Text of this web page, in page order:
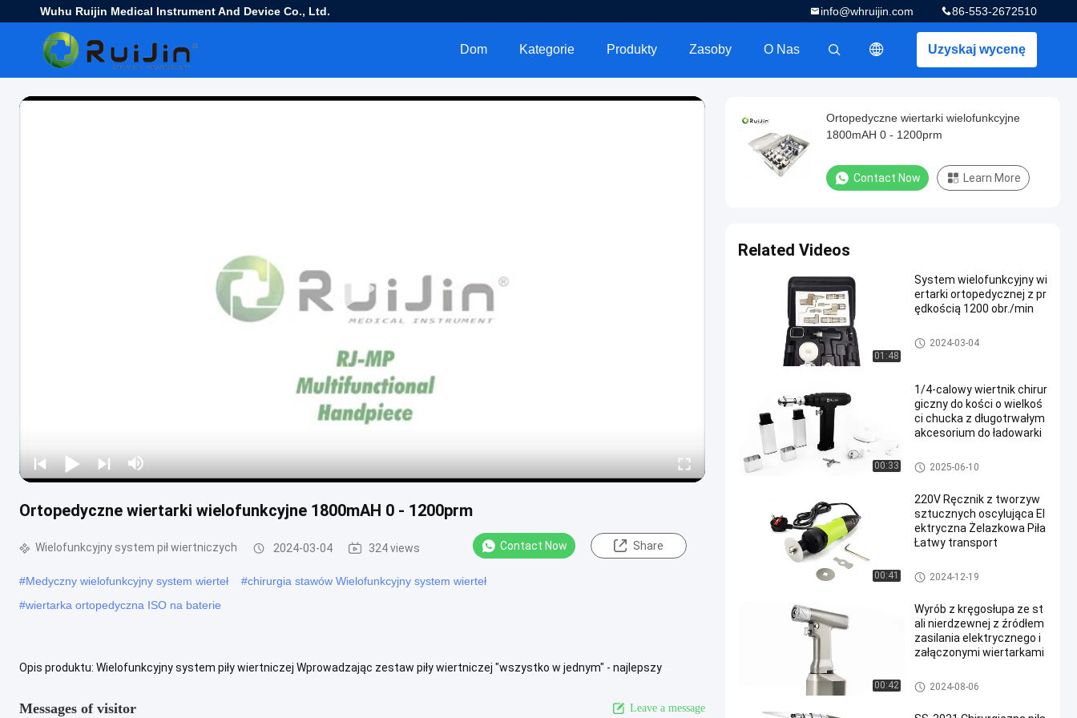
Wuhu Ruijin Medical Instrument And Device Co., Ltd. 86-553-2672510
info@whruijin.com
Uzyskaj wycenę
Dom Kategorie Produkty Zasoby O Nas
Ortopedyczne wiertarki wielofunkcyjne 1800mAH 0 - 1200prm
Wielofunkcyjny system pił wiertniczych 2024-03-04 324 views Contact Now Share
#Medyczny wielofunkcyjny system wierteł #chirurgia stawów Wielofunkcyjny system wierteł
#wiertarka ortopedyczna ISO na baterie
Opis produktu: Wielofunkcyjny system piły wiertniczej Wprowadzając zestaw piły wiertniczej "wszystko w jednym" - najlepszy
Messages of visitor Leave a message
Ortopedyczne wiertarki wielofunkcyjne
1800mAH 0 - 1200prm
Contact Now Learn More
Related Videos
01:48
System wielofunkcyjny wi
ertarki ortopedycznej z pr
ędkością 1200 obr./min
Wielofunkcyjny system pił wier
tniczych
2024-03-04
00:33
1/4-calowy wiertnik chirur
giczny do kości o wielkoś
ci chucka z długotrwałym
akcesorium do ładowarki
Wiertło chirurgiczne do kości
2025-06-10
00:41
220V Ręcznik z tworzyw
sztucznych oscylująca El
ektryczna Żelazkowa Piła
Łatwy transport
Elektryczna piła do gipsu
2024-12-19
00:42
Wyrób z kręgosłupa ze st
ali nierdzewnej z źródłem
zasilania elektrycznego i
załączonymi wiertarkami
Wiertarka do kręgosłupa
2024-08-06